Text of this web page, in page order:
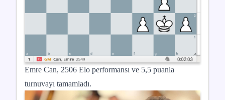
Emre Can, 2506 Elo performansı ve 5,5 puanla
turnuvayı tamamladı.